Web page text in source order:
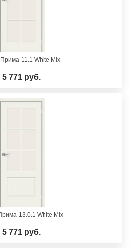
11.1 White Mix
5 771 руб.
13.0.1 White Mix
5 771 руб.